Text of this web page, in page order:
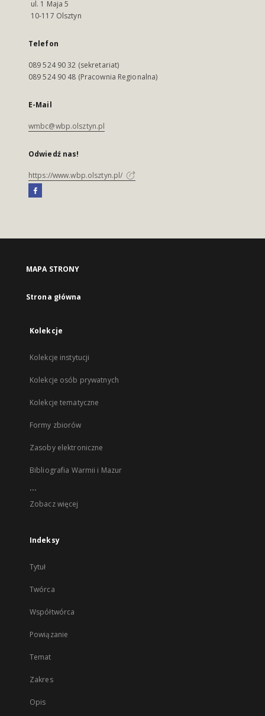
ul. 1 Maja 5
10-117 Olsztyn
Telefon
089 524 90 32 (sekretariat)
089 524 90 48 (Pracownia Regionalna)
E-Mail
wmbc@wbp.olsztyn.pl
Odwiedź nas!
https://www.wbp.olsztyn.pl/
MAPA STRONY
Strona główna
Kolekcje
Kolekcje instytucji
Kolekcje osób prywatnych
Kolekcje tematyczne
Formy zbiorów
Zasoby elektroniczne
Bibliografia Warmii i Mazur
...
Zobacz więcej
Indeksy
Tytuł
Twórca
Współtwórca
Powiązanie
Temat
Zakres
Opis